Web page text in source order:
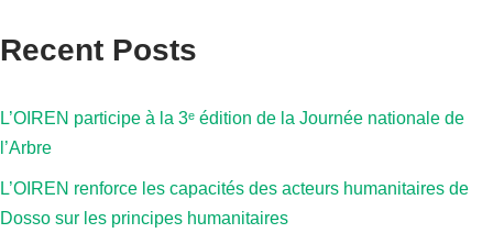
Recent Posts
L’OIREN participe à la 3ᵉ édition de la Journée nationale de
l’Arbre
L’OIREN renforce les capacités des acteurs humanitaires de
Dosso sur les principes humanitaires